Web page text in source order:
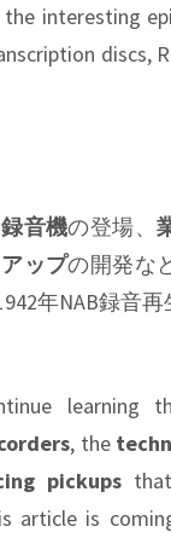
interesting
discs,
音機の登場、
ップの開発な
年NAB録音
learning
, the
pickups
article is